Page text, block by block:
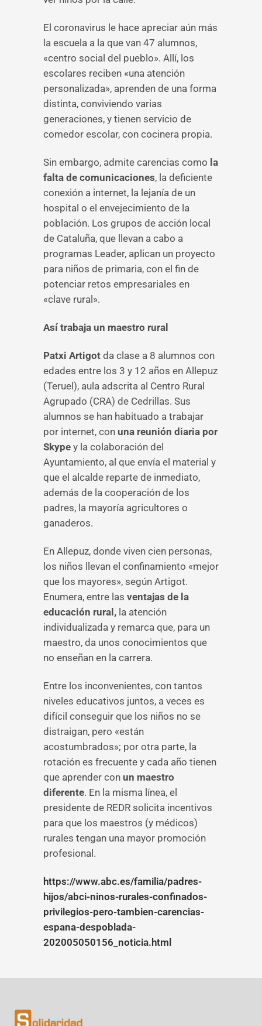
El coronavirus le hace apreciar aún más
la escuela a la que van 47 alumnos,
«centro social del pueblo». Allí, los
escolares reciben «una atención
personalizada», aprenden de una forma
distinta, conviviendo varias
generaciones, y tienen servicio de
comedor escolar, con cocinera propia.
Sin embargo, admite carencias como la
falta de comunicaciones, la deficiente
conexión a internet, la lejanía de un
hospital o el envejecimiento de la
población. Los grupos de acción local
de Cataluña, que llevan a cabo a
programas Leader, aplican un proyecto
para niños de primaria, con el fin de
potenciar retos empresariales en
«clave rural».
Así trabaja un maestro rural
Patxi Artigot da clase a 8 alumnos con
edades entre los 3 y 12 años en Allepuz
(Teruel), aula adscrita al Centro Rural
Agrupado (CRA) de Cedrillas. Sus
alumnos se han habituado a trabajar
por internet, con una reunión diaria por
Skype y la colaboración del
Ayuntamiento, al que envía el material y
que el alcalde reparte de inmediato,
además de la cooperación de los
padres, la mayoría agricultores o
ganaderos.
En Allepuz, donde viven cien personas,
los niños llevan el confinamiento «mejor
que los mayores», según Artigot.
Enumera, entre las ventajas de la
educación rural, la atención
individualizada y remarca que, para un
maestro, da unos conocimientos que
no enseñan en la carrera.
Entre los inconvenientes, con tantos
niveles educativos juntos, a veces es
difícil conseguir que los niños no se
distraigan, pero «están
acostumbrados»; por otra parte, la
rotación es frecuente y cada año tienen
que aprender con un maestro
diferente. En la misma línea, el
presidente de REDR solicita incentivos
para que los maestros (y médicos)
rurales tengan una mayor promoción
profesional.
https://www.abc.es/familia/padres-
hijos/abci-ninos-rurales-confinados-
privilegios-pero-tambien-carencias-
espana-despoblada-
202005050156_noticia.html